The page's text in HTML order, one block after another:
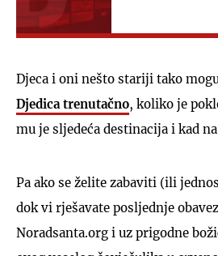
Djeca i oni nešto stariji tako
Djedica trenutačno, koliko je
mu je sljedeća destinacija i kad
Pa ako se želite zabaviti (ili
dok vi rješavate posljednje
Noradsanta.org i uz prigodne